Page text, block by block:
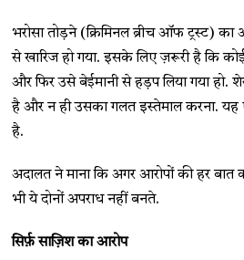
भरोसा तोड़ने (क्रिमिनल ब्रीच ऑफ ट्रस्ट)
से खारिज हो गया. इसके लिए ज़रूरी है कि कोई
और फिर उसे बेईमानी से हड़प लिया गया हो.
है और न ही उसका गलत इस्तेमाल करना. यह
है.
अदालत ने माना कि अगर आरोपों की हर बात
भी ये दोनों अपराध नहीं बनते.
सिर्फ़ साज़िश का आरोप